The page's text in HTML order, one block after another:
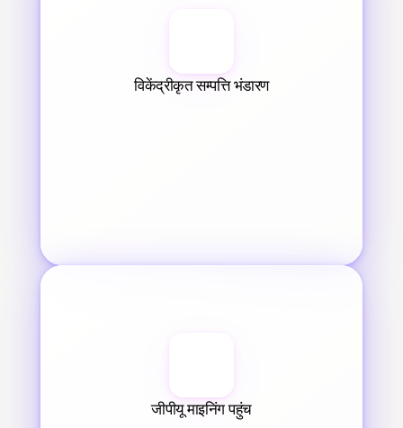
विकेंद्रीकृत सम्पत्ति भंडारण
जीपीयू माइनिंग पहुंच